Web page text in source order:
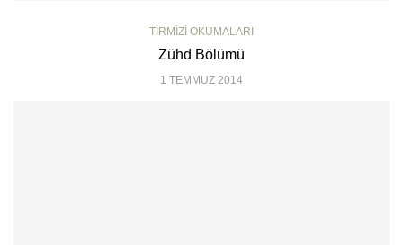
TIRMIZI OKUMALARI
Zühd Bölümü
1 TEMMUZ 2014